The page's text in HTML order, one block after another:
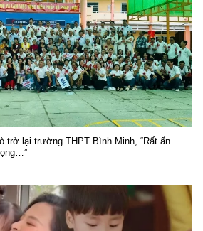
trở lại trường THPT Bình Minh, “Rất ấn